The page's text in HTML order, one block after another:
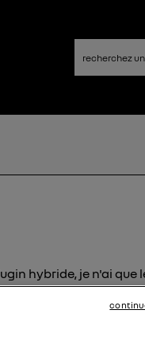
hybride, je n'ai que
le câble de